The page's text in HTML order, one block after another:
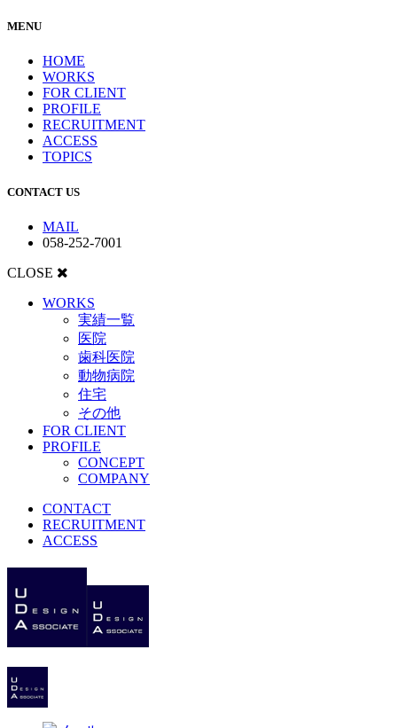
MENU
HOME
WORKS
FOR CLIENT
PROFILE
RECRUITMENT
ACCESS
TOPICS
CONTACT US
MAIL
058-252-7001
CLOSE
WORKS
実績一覧
医院
歯科医院
動物病院
住宅
その他
FOR CLIENT
PROFILE
CONCEPT
COMPANY
CONTACT
RECRUITMENT
ACCESS